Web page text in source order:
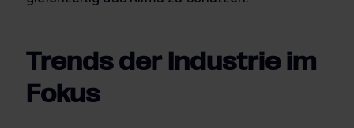
Trends der Industrie im
Fokus